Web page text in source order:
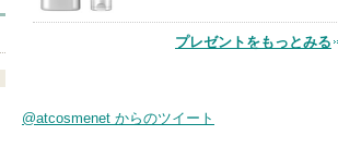
品
プレゼントをもっとみる
@atcosmenet からのツイート